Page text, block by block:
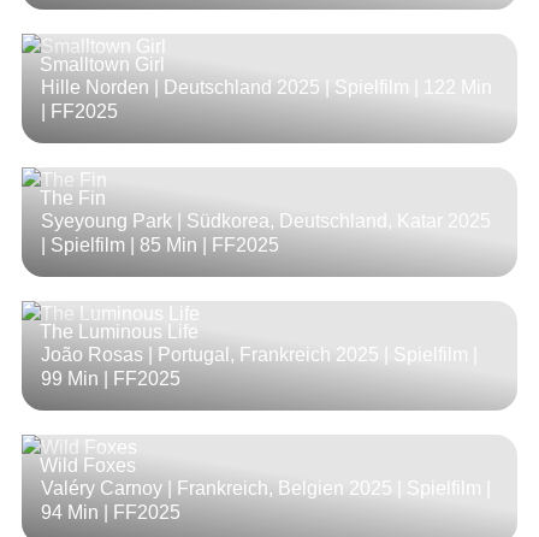
Smalltown Girl
Hille Norden | Deutschland 2025 | Spielfilm |
122 Min
| FF2025
The Fin
Syeyoung Park | Südkorea, Deutschland, Katar 2025
| Spielfilm | 85 Min | FF2025
The Luminous Life
João Rosas | Portugal, Frankreich 2025 | Spielfilm |
99 Min | FF2025
Wild Foxes
Valéry Carnoy | Frankreich, Belgien 2025 | Spielfilm |
94 Min | FF2025